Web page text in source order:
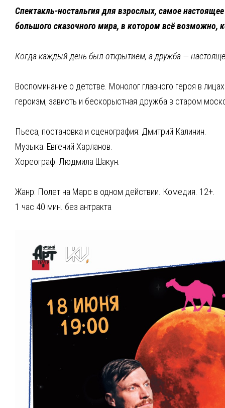
Спектакль-ностальгия для взрослых, самое
большого сказочного мира, в котором всё возможно,
Когда каждый день был открытием, а дружба —
Воспоминание о детстве. Монолог главного героя в
героизм, зависть и бескорыстная дружба в старом
Пьеса, постановка и сценография: Дмитрий Калинин.
Музыка: Евгений Харланов.
Хореограф: Людмила Шакун.
Жанр: Полет на Марс в одном действии. Комедия. 12+.
1 час 40 мин. без антракта